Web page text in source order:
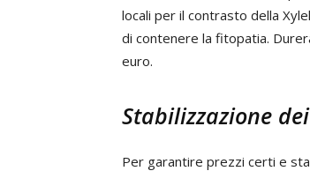
locali per il contrasto della
di contenere la fitopatia.
euro.
Stabilizzazione
Per garantire prezzi certi e